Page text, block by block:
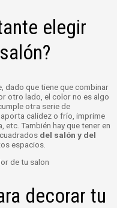
elegir
dado que tiene que combinar
otro lado, el color no es algo
otra serie de
calidez o frío, imprime
etc. También hay que tener en
del salón y del
espacios.
decorar tu